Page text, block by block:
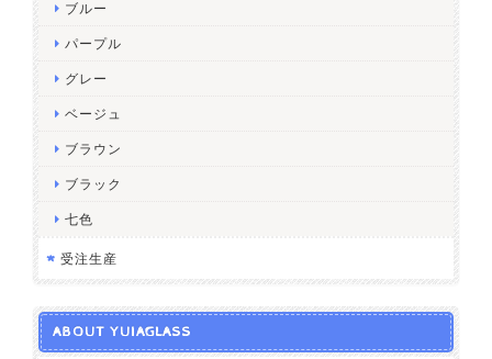
ブルー
パープル
グレー
ベージュ
ブラウン
ブラック
七色
受注生産
ABOUT YUIAGLASS